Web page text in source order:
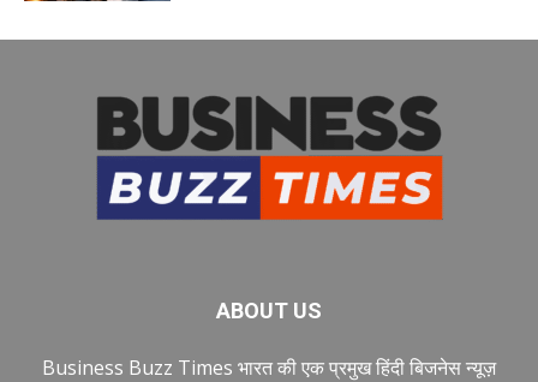
ABOUT US
Business Buzz Times भारत की एक प्रमुख हिंदी बिजनेस न्यूज़